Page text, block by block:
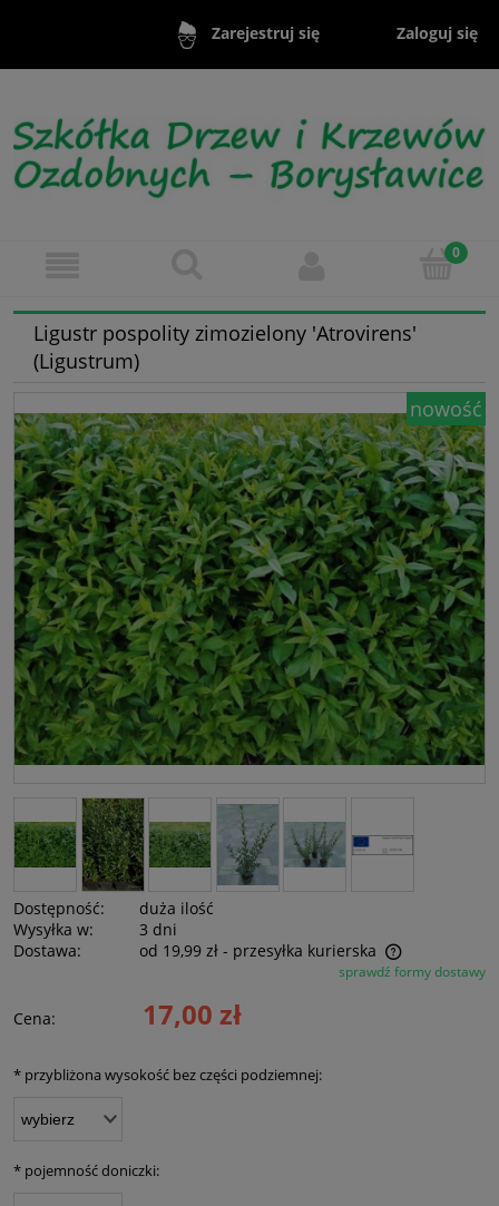
Zarejestruj się Zaloguj się
Ligustr pospolity zimozielony 'Atrovirens'
(Ligustrum)
nowość
Dostępność:
duża ilość
Wysyłka w:
3 dni
Dostawa:
od 19,99 zł - przesyłka kurierska
Cena nie zawiera ewentualnych kosztów płatnościsprawdź formy dostawy
Cena: 17,00 zł
* przybliżona wysokość bez części podziemnej:
* pojemność doniczki: